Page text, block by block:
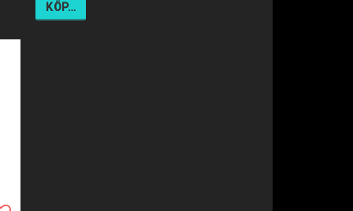
KÖP…